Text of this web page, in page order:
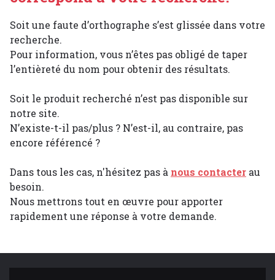
Soit une faute d’orthographe s’est glissée dans votre
recherche.
Pour information, vous n’êtes pas obligé de taper
l’entièreté du nom pour obtenir des résultats.
Soit le produit recherché n’est pas disponible sur
notre site.
N’existe-t-il pas/plus ? N’est-il, au contraire, pas
encore référencé ?
Dans tous les cas, n'hésitez pas à nous contacter au
besoin.
Nous mettrons tout en œuvre pour apporter
rapidement une réponse à votre demande.